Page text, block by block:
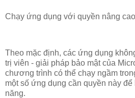
Chạy ứng dụng với quyền nâng cao
Theo mặc định, các ứng dụng
trị viên - giải pháp bảo mật của
chương trình có thể chạy ngầm
một số ứng dụng cần quyền này
năng.